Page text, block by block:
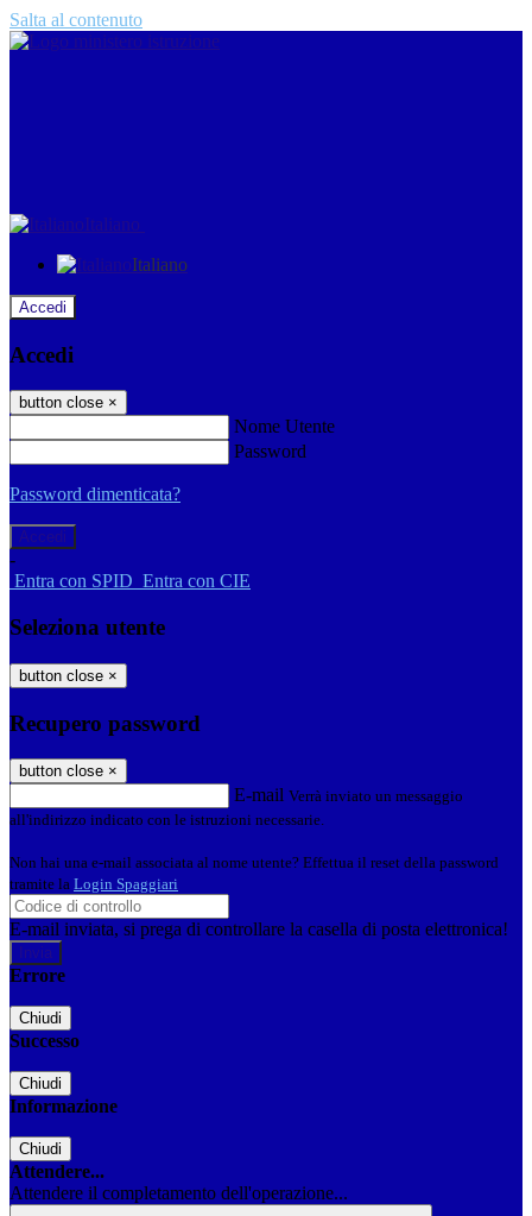
Salta al contenuto
Italiano
Italiano
Accedi
Accedi
button close ×
Nome Utente
Password
Password dimenticata?
-
Entra con SPID Entra con CIE
Seleziona utente
button close ×
Recupero password
button close ×
E-mail Verrà inviato un messaggio
all'indirizzo indicato con le istruzioni necessarie.
Non hai una e-mail associata al nome utente? Effettua il reset della password
tramite la Login Spaggiari
E-mail inviata, si prega di controllare la casella di posta elettronica!
Errore
Chiudi
Successo
Chiudi
Informazione
Chiudi
Attendere...
Attendere il completamento dell'operazione...